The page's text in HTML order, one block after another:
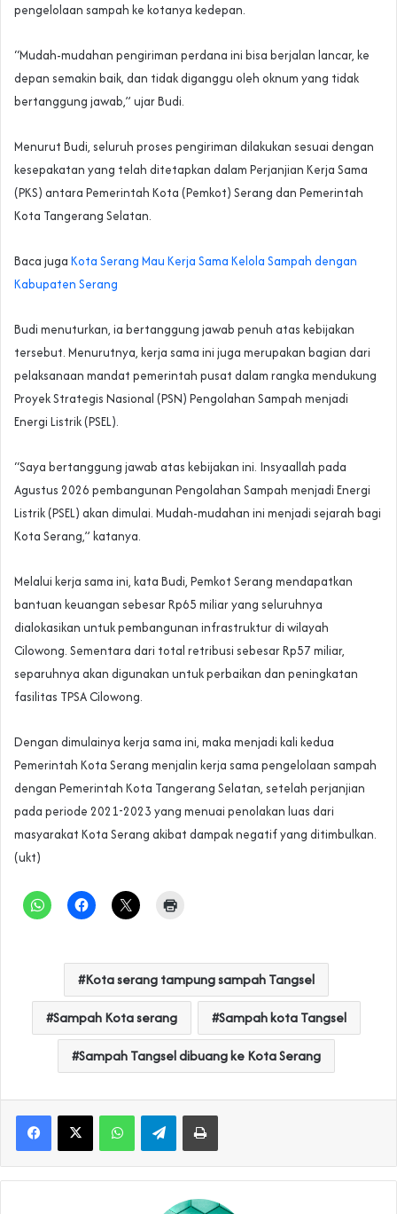
pengelolaan sampah ke kotanya kedepan.
“Mudah-mudahan pengiriman perdana ini bisa berjalan lancar, ke
depan semakin baik, dan tidak diganggu oleh oknum yang tidak
bertanggung jawab,” ujar Budi.
Menurut Budi, seluruh proses pengiriman dilakukan sesuai dengan
kesepakatan yang telah ditetapkan dalam Perjanjian Kerja Sama
(PKS) antara Pemerintah Kota (Pemkot) Serang dan Pemerintah
Kota Tangerang Selatan.
Baca juga Kota Serang Mau Kerja Sama Kelola Sampah dengan
Kabupaten Serang
Budi menuturkan, ia bertanggung jawab penuh atas kebijakan
tersebut. Menurutnya, kerja sama ini juga merupakan bagian dari
pelaksanaan mandat pemerintah pusat dalam rangka mendukung
Proyek Strategis Nasional (PSN) Pengolahan Sampah menjadi
Energi Listrik (PSEL).
“Saya bertanggung jawab atas kebijakan ini. Insyaallah pada
Agustus 2026 pembangunan Pengolahan Sampah menjadi Energi
Listrik (PSEL) akan dimulai. Mudah-mudahan ini menjadi sejarah bagi
Kota Serang,” katanya.
Melalui kerja sama ini, kata Budi, Pemkot Serang mendapatkan
bantuan keuangan sebesar Rp65 miliar yang seluruhnya
dialokasikan untuk pembangunan infrastruktur di wilayah
Cilowong. Sementara dari total retribusi sebesar Rp57 miliar,
separuhnya akan digunakan untuk perbaikan dan peningkatan
fasilitas TPSA Cilowong.
Dengan dimulainya kerja sama ini, maka menjadi kali kedua
Pemerintah Kota Serang menjalin kerja sama pengelolaan sampah
dengan Pemerintah Kota Tangerang Selatan, setelah perjanjian
pada periode 2021-2023 yang menuai penolakan luas dari
masyarakat Kota Serang akibat dampak negatif yang ditimbulkan.
(ukt)
Kota serang tampung sampah Tangsel
Sampah Kota serang Sampah kota Tangsel
Sampah Tangsel dibuang ke Kota Serang
WhatsAppTelegramPrint